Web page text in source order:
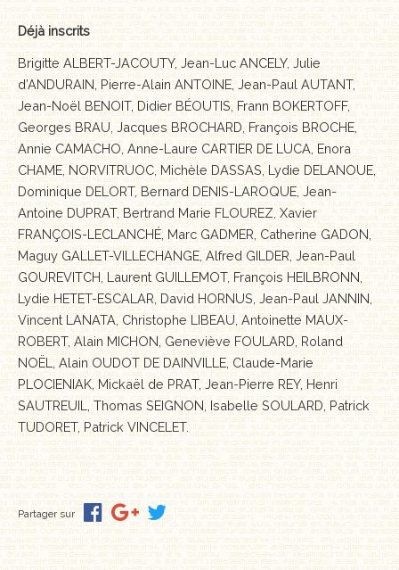
Déjà inscrits
Brigitte ALBERT-JACOUTY, Jean-Luc ANCELY, Julie
d’ANDURAIN, Pierre-Alain ANTOINE, Jean-Paul AUTANT,
Jean-Noël BENOIT, Didier BÉOUTIS, Frann BOKERTOFF,
Georges BRAU, Jacques BROCHARD, François BROCHE,
Annie CAMACHO, Anne-Laure CARTIER DE LUCA, Enora
CHAME, NORVITRUOC, Michèle DASSAS, Lydie DELANOUE,
Dominique DELORT, Bernard DENIS-LAROQUE, Jean-
Antoine DUPRAT, Bertrand Marie FLOUREZ, Xavier
FRANÇOIS-LECLANCHÉ, Marc GADMER, Catherine GADON,
Maguy GALLET-VILLECHANGE, Alfred GILDER, Jean-Paul
GOUREVITCH, Laurent GUILLEMOT, François HEILBRONN,
Lydie HETET-ESCALAR, David HORNUS, Jean-Paul JANNIN,
Vincent LANATA, Christophe LIBEAU, Antoinette MAUX-
ROBERT, Alain MICHON, Geneviève FOULARD, Roland
NOËL, Alain OUDOT DE DAINVILLE, Claude-Marie
PLOCIENIAK, Mickaël de PRAT, Jean-Pierre REY, Henri
SAUTREUIL, Thomas SEIGNON, Isabelle SOULARD, Patrick
TUDORET, Patrick VINCELET.
Partager sur